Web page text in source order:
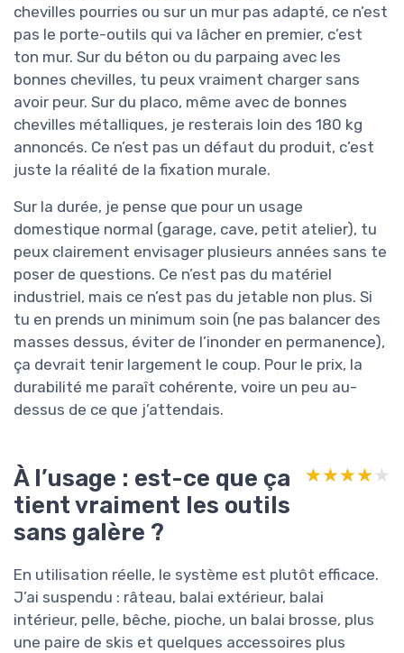
chevilles pourries ou sur un mur pas adapté, ce n’est
pas le porte-outils qui va lâcher en premier, c’est
ton mur. Sur du béton ou du parpaing avec les
bonnes chevilles, tu peux vraiment charger sans
avoir peur. Sur du placo, même avec de bonnes
chevilles métalliques, je resterais loin des 180 kg
annoncés. Ce n’est pas un défaut du produit, c’est
juste la réalité de la fixation murale.
Sur la durée, je pense que pour un usage
domestique normal (garage, cave, petit atelier), tu
peux clairement envisager plusieurs années sans te
poser de questions. Ce n’est pas du matériel
industriel, mais ce n’est pas du jetable non plus. Si
tu en prends un minimum soin (ne pas balancer des
masses dessus, éviter de l’inonder en permanence),
ça devrait tenir largement le coup. Pour le prix, la
durabilité me paraît cohérente, voire un peu au-
dessus de ce que j’attendais.
À l’usage : est-ce que ça
tient vraiment les outils
sans galère ?
★★★★★
★★★★★
En utilisation réelle, le système est plutôt efficace.
J’ai suspendu : râteau, balai extérieur, balai
intérieur, pelle, bêche, pioche, un balai brosse, plus
une paire de skis et quelques accessoires plus